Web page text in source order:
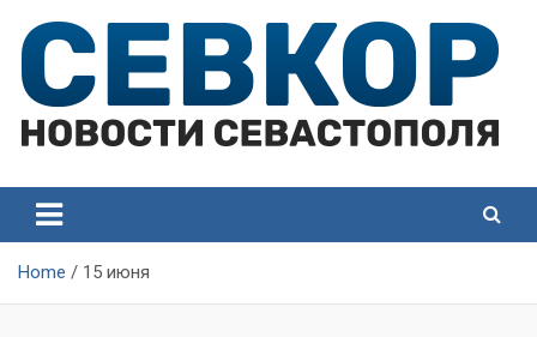
content
Севастополя
Севастополя
Home 15 июня